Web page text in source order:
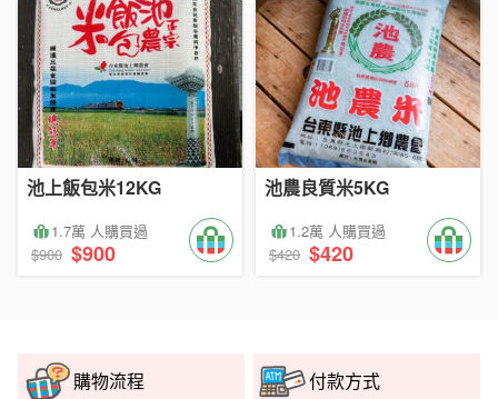
池上飯包米12KG
1.7萬 人購買過
$900 $900
池農良質米5KG
1.2萬 人購買過
$420 $420
購物流程 付款方式